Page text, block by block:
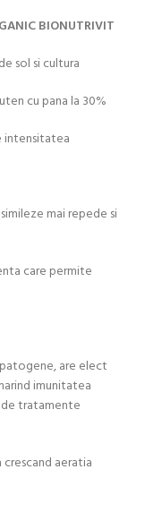
BIONUTRIVIT
sol si cultura
cu pana la 30%
intensitatea
mai repede si
care permite
are elect
imunitatea
tratamente
aeratia